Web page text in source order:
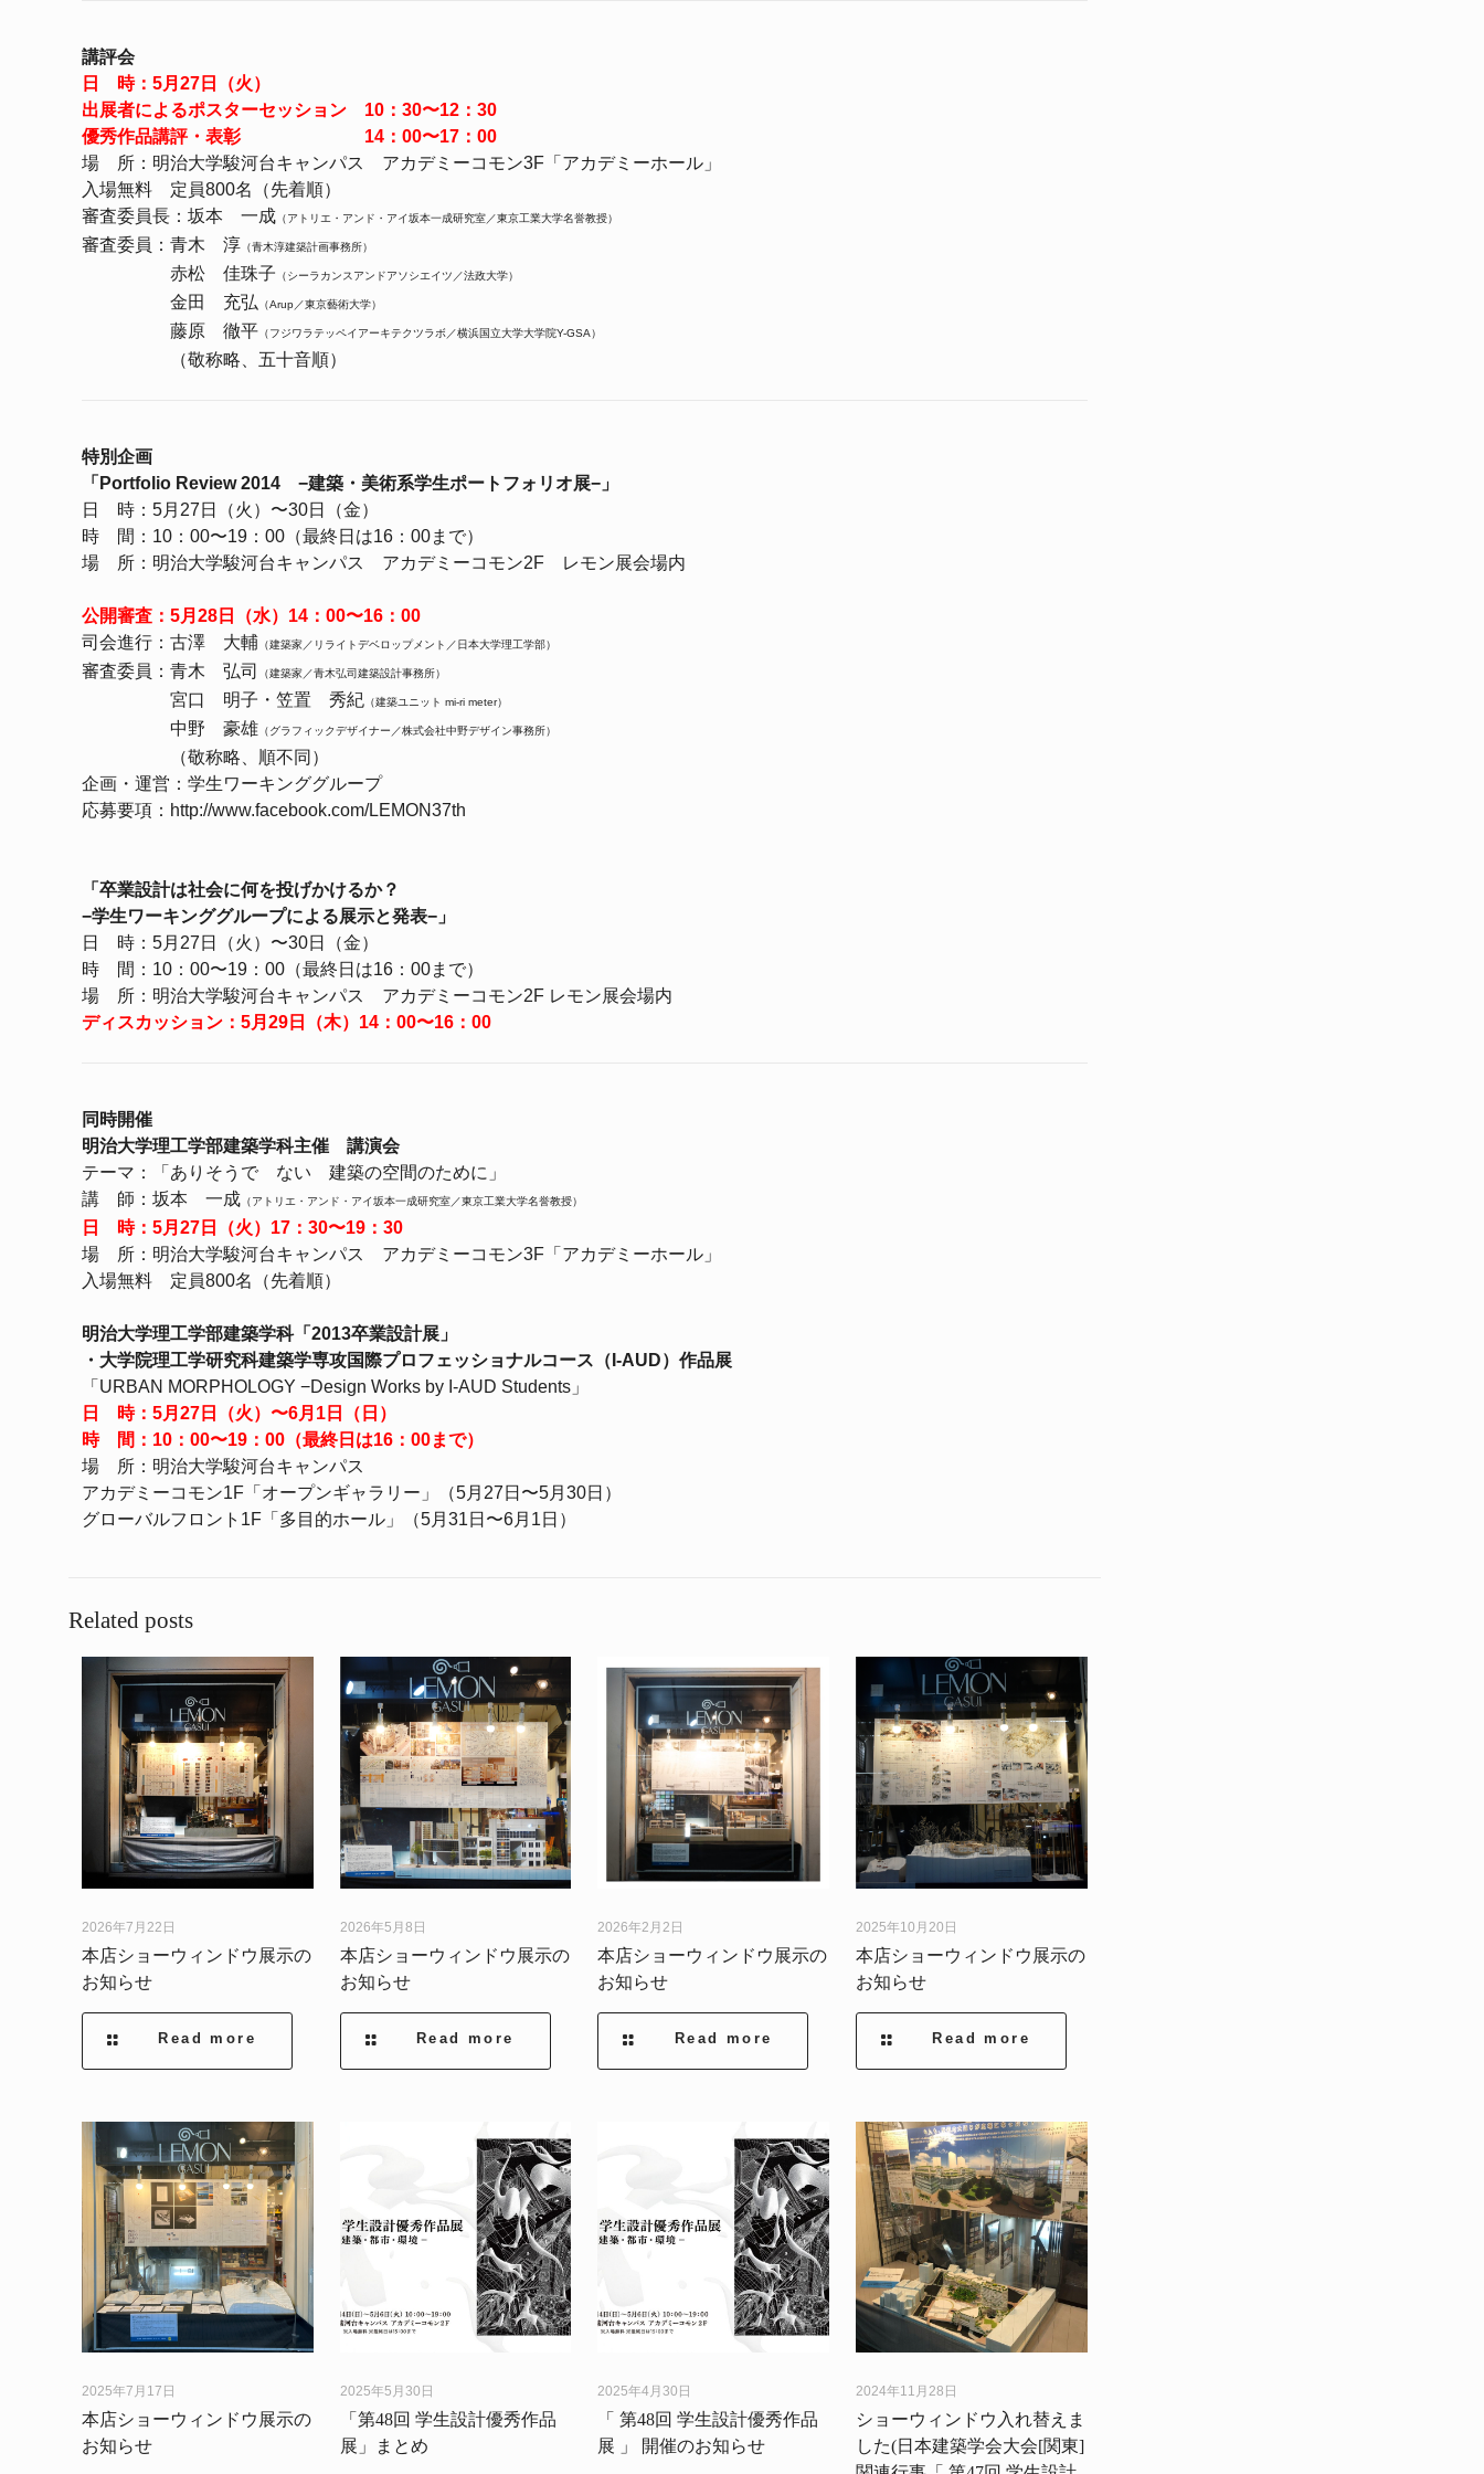
講評会
日 時：5月27日（火）
出展者によるポスターセッション 10：30〜12：30
優秀作品講評・表彰 14：00〜17：00
場 所：明治大学駿河台キャンパス アカデミーコモン3F「アカデミーホール」
入場無料 定員800名（先着順）
審査委員長：坂本 一成 （アトリエ・アンド・アイ坂本一成研究室／東京工業大学名誉教授）
審査委員：青木 淳 （青木淳建築計画事務所）
赤松 佳珠子 （シーラカンスアンドアソシエイツ／法政大学）
金田 充弘 （Arup／東京藝術大学）
藤原 徹平 （フジワラテッペイアーキテクツラボ／横浜国立大学大学院Y-GSA）
（敬称略、五十音順）
特別企画
「Portfolio Review 2014 −建築・美術系学生ポートフォリオ展−」
日 時：5月27日（火）〜30日（金）
時 間：10：00〜19：00（最終日は16：00まで）
場 所：明治大学駿河台キャンパス アカデミーコモン2F レモン展会場内
公開審査：5月28日（水）14：00〜16：00
司会進行：古澤 大輔 （建築家／リライトデベロップメント／日本大学理工学部）
審査委員：青木 弘司 （建築家／青木弘司建築設計事務所）
宮口 明子・笠置 秀紀 （建築ユニット mi-ri meter）
中野 豪雄 （グラフィックデザイナー／株式会社中野デザイン事務所）
（敬称略、順不同）
企画・運営：学生ワーキンググループ
応募要項： http://www.facebook.com/LEMON37th
「卒業設計は社会に何を投げかけるか？
−学生ワーキンググループによる展示と発表−」
日 時：5月27日（火）〜30日（金）
時 間：10：00〜19：00（最終日は16：00まで）
場 所：明治大学駿河台キャンパス アカデミーコモン2F レモン展会場内
ディスカッション：5月29日（木）14：00〜16：00
同時開催
明治大学理工学部建築学科主催 講演会
テーマ：「ありそうで ない 建築の空間のために」
講 師：坂本 一成 （アトリエ・アンド・アイ坂本一成研究室／東京工業大学名誉教授）
日 時：5月27日（火）17：30〜19：30
場 所：明治大学駿河台キャンパス アカデミーコモン3F「アカデミーホール」
入場無料 定員800名（先着順）
明治大学理工学部建築学科「2013卒業設計展」
・大学院理工学研究科建築学専攻国際プロフェッショナルコース（I-AUD）作品展
「URBAN MORPHOLOGY −Design Works by I-AUD Students」
日 時：5月27日（火）〜6月1日（日）
時 間：10：00〜19：00（最終日は16：00まで）
場 所：明治大学駿河台キャンパス
アカデミーコモン1F「オープンギャラリー」（5月27日〜5月30日）
グローバルフロント1F「多目的ホール」（5月31日〜6月1日）
Related posts
2026年7月22日
本店ショーウィンドウ展示の
お知らせ
Read more
2026年5月8日
本店ショーウィンドウ展示の
お知らせ
Read more
2026年2月2日
本店ショーウィンドウ展示の
お知らせ
Read more
2025年10月20日
本店ショーウィンドウ展示の
お知らせ
Read more
2025年7月17日
本店ショーウィンドウ展示の
お知らせ
2025年5月30日
「第48回 学生設計優秀作品
展」まとめ
2025年4月30日
「 第48回 学生設計優秀作品
展 」 開催のお知らせ
2024年11月28日
ショーウィンドウ入れ替えま
した(日本建築学会大会[関東]